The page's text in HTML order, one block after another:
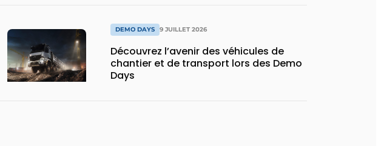
DEMO DAYS 9 JUILLET 2026
Découvrez l’avenir des véhicules de
chantier et de transport lors des Demo
Days